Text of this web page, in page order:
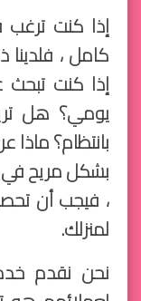
إذا كنت
كامل ،
إذا كنت
يومي؟ هل
بانتظام؟
بشكل مريح في
، فيجب أن
لمنزلك.
نحن نقدم